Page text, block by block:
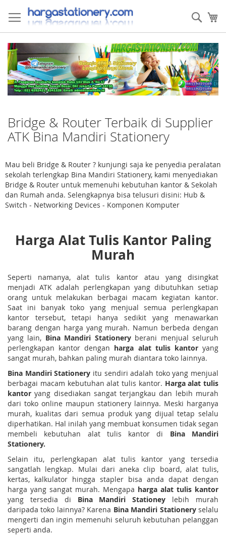
to
Content
Bridge & Router Terbaik di Supplier
ATK Bina Mandiri Stationery
Mau beli Bridge & Router ? kunjungi saja ke penyedia peralatan
sekolah terlengkap Bina Mandiri Stationery, kami menyediakan
Bridge & Router untuk memenuhi kebutuhan kantor & Sekolah
dan Rumah anda. Selengkapnya bisa telusuri disini: Hub &
Switch - Networking Devices - Komponen Komputer
Harga Alat Tulis Kantor Paling
Murah
Seperti namanya, alat tulis kantor atau yang disingkat
menjadi ATK adalah perlengkapan yang dibutuhkan setiap
orang untuk melakukan berbagai macam kegiatan kantor.
Saat ini banyak toko yang menjual semua perlengkapan
kantor tersebut, tetapi hanya sedikit yang menawarkan
barang dengan harga yang murah. Namun berbeda dengan
yang lain, Bina Mandiri Stationeryberani menjual seluruh
perlengkapan kantor dengan harga alat tulis kantoryang
sangat murah, bahkan paling murah diantara toko lainnya.
Bina Mandiri Stationery itu sendiri adalah toko yang menjual
berbagai macam kebutuhan alat tulis kantor. Harga alat tulis
kantor yang disediakan sangat terjangkau dan lebih murah
dari toko online maupun stationery lainnya. Meski harganya
murah, kualitas dari semua produk yang dijual tetap selalu
diperhatikan. Hal inilah yang membuat konsumen tidak segan
membeli kebutuhan alat tulis kantor di Bina Mandiri
Stationery.
Selain itu, perlengkapan alat tulis kantor yang tersedia
sangatlah lengkap. Mulai dari aneka clip board, alat tulis,
kertas, kalkulator hingga stapler bisa anda dapat dengan
harga yang sangat murah. Mengapa harga alat tulis kantor
yang tersedia di Bina Mandiri Stationey lebih murah
daripada toko lainnya? Karena Bina Mandiri Stationeryselalu
mengerti dan ingin memenuhi seluruh kebutuhan pelanggan
seperti anda.